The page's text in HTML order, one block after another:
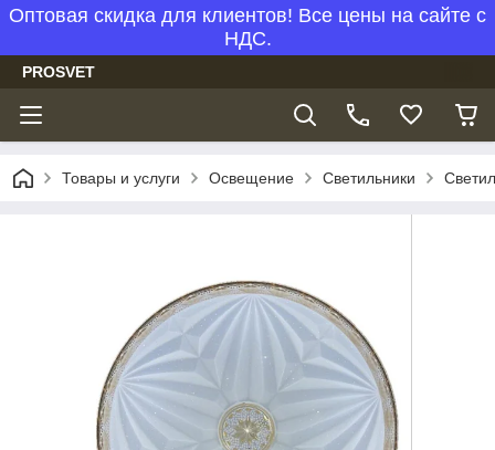
Оптовая скидка для клиентов! Все цены на сайте с
НДС.
PROSVET
Товары и услуги Освещение Светильники